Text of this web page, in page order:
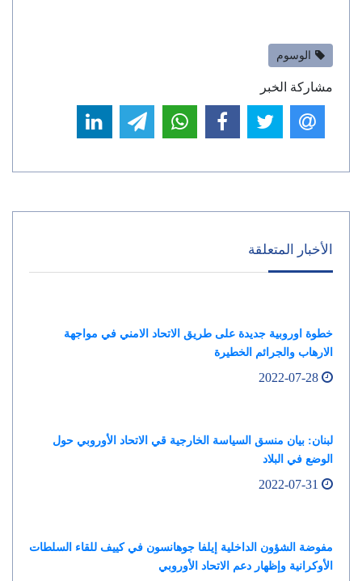
الوسوم
مشاركة الخبر
الأخبار المتعلقة
خطوة اوروبية جديدة على طريق الاتحاد الامني في مواجهة
الارهاب والجرائم الخطيرة
لبنان: بيان منسق السياسة الخارجية قي الاتحاد الأوروبي حول
الوضع في البلاد
مفوضة الشؤون الداخلية إيلفا جوهانسون في كييف للقاء السلطات
الأوكرانية وإظهار دعم الاتحاد الأوروبي